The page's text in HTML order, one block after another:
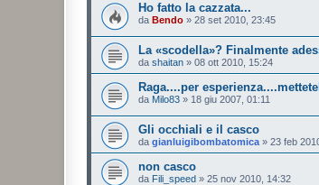
Ho fatto la cazzata...
da Bendo » 28 set 2010, 23:45
La «scodella»? Finalmente
da shaitan » 08 ott 2010, 15:24
Raga....per
da Milo83 » 18 giu 2007, 01:11
Gli occhiali e il casco
da gianluigibombatomica » 23 feb
non casco
da Fili_speed » 25 nov 2010, 14:32